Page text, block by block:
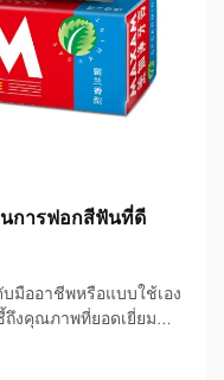
การฟอกสีฟันที่ดี
มืออาชีพหรือแบบใช้เอง
งคุณภาพที่ยอดเยี่ยม
วนการฟอกสีฟันที่ดีที่สุด